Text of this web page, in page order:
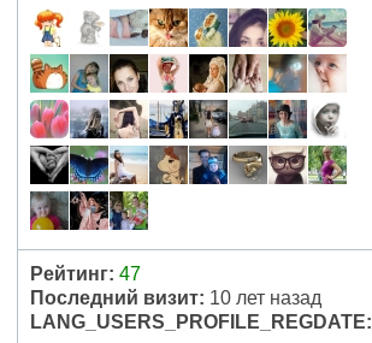
Рейтинг: 47
Последний визит: 10 лет назад
LANG_USERS_PROFILE_REGDATE: